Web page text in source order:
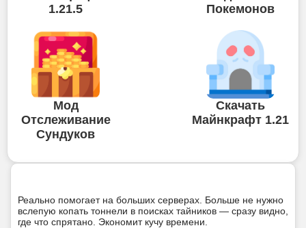
1.21.5
Покемонов
Мод
Отслеживание
Сундуков
Скачать
Майнкрафт 1.21
Реально помогает на больших серверах. Больше не нужно
вслепую копать тоннели в поисках тайников — сразу видно,
где что спрятано. Экономит кучу времени.